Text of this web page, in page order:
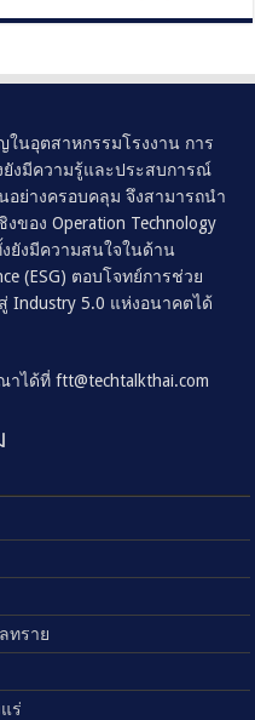
ในอุตสาหกรรมโรงงาน การ
งมีความรู้และประสบการณ์
อย่างครอบคลุม จึงสามารถนำ
ของ Operation Technology
งยังมีความสนใจในด้าน
(ESG) ตอบโจทย์การช่วย
Industry 5.0 แห่งอนาคตได้
าได้ที่ftt@techtalkthai.com
ทราย
ร่